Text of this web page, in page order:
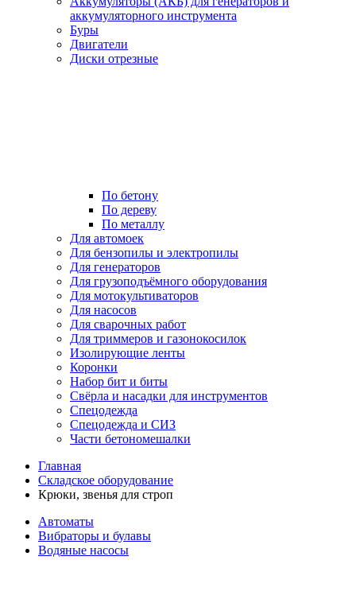
аккумуляторного инструмента
Буры
Двигатели
Диски отрезные
По бетону
По дереву
По металлу
Для автомоек
Для бензопилы и электропилы
Для генераторов
Для грузоподъёмного оборудования
Для мотокультиваторов
Для насосов
Для сварочных работ
Для триммеров и газонокосилок
Изолирующие ленты
Коронки
Набор бит и биты
Свёрла и насадки для инструментов
Спецодежда
Спецодежда и СИЗ
Части бетономешалки
Главная
Складское оборудование
Крюки, звенья для строп
Автоматы
Вибраторы и булавы
Водяные насосы